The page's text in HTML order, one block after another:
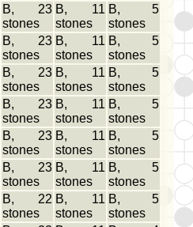
B, 23
stones
B, 11
stones
B, 5
stones
B, 23
stones
B, 11
stones
B, 5
stones
B, 23
stones
B, 11
stones
B, 5
stones
B, 23
stones
B, 11
stones
B, 5
stones
B, 23
stones
B, 11
stones
B, 5
stones
B, 23
stones
B, 11
stones
B, 5
stones
B, 22
stones
B, 11
stones
B, 5
stones